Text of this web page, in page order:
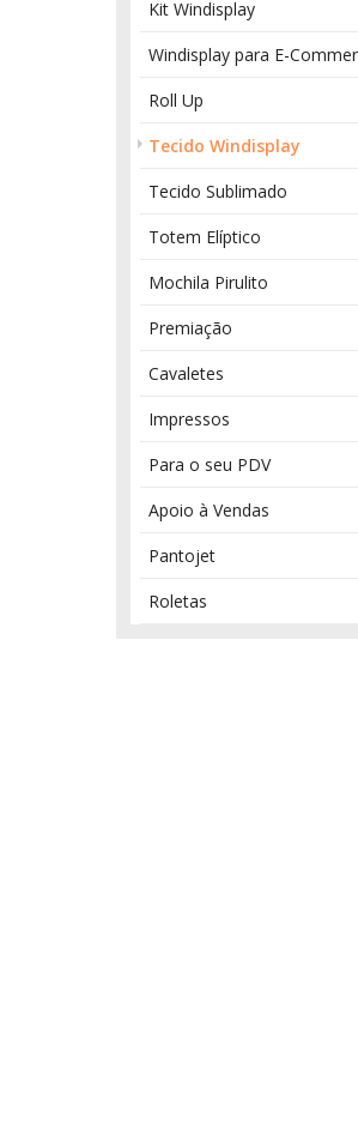
Kit Windisplay
Windisplay para E-
Roll Up
Tecido Windisplay
Tecido Sublimado
Totem Elíptico
Mochila Pirulito
Premiação
Cavaletes
Impressos
Para o seu PDV
Apoio à Vendas
Pantojet
Roletas